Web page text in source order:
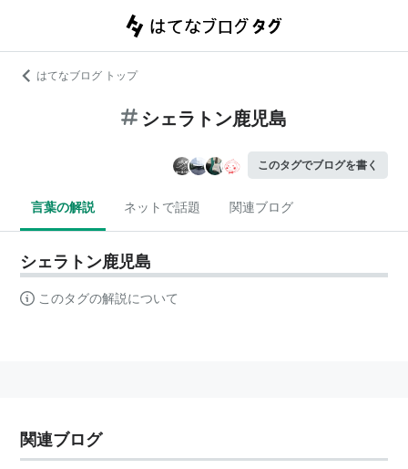
はてなブログ トップ
シェラトン鹿児島
このタグでブログを書く
言葉の解説 ネットで話題 関連ブログ
シェラトン鹿児島
このタグの解説について
関連ブログ